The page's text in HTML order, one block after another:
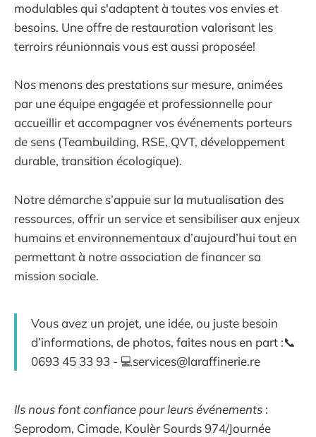
modulables qui s'adaptent à toutes vos envies et
besoins. Une offre de restauration valorisant les
terroirs réunionnais vous est aussi proposée!
Nos menons des prestations sur mesure, animées
par une équipe engagée et professionnelle pour
accueillir et accompagner vos événements porteurs
de sens (Teambuilding, RSE, QVT, développement
durable, transition écologique).
Notre démarche s’appuie sur la mutualisation des
ressources, offrir un service et sensibiliser aux enjeux
humains et environnementaux d’aujourd’hui tout en
permettant à notre association de financer sa
mission sociale.
Vous avez un projet, une idée, ou juste besoin
d’informations, de photos, faites nous en part :📞
0693 45 33 93 - 💻services@laraffinerie.re
Ils nous font confiance pour leurs événements :
Seprodom, Cimade, Koulèr Sourds 974/Journée